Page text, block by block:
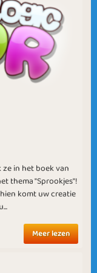
Summer
Sensation
in het boek van
thema "Sprookjes"!
komt uw creatie
Meer lezen